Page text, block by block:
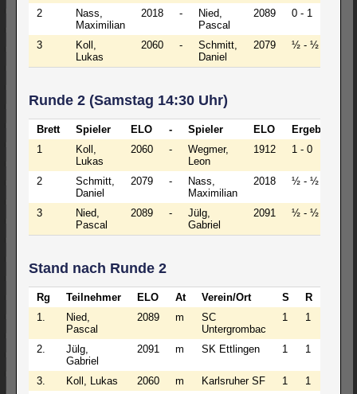
2
Nass,
Maximilian
2018 -
Nied,
Pascal
2089 0 - 1
3
Koll,
Lukas
2060 -
Schmitt,
Daniel
2079 ½ - ½
Runde 2 (Samstag 14:30 Uhr)
Brett Spieler ELO - Spieler ELO
Ergebnis
1
Koll,
Lukas
2060 -
Wegmer,
Leon
1912 1 - 0
2
Schmitt,
Daniel
2079 -
Nass,
Maximilian
2018 ½ - ½
3
Nied,
Pascal
2089 -
Jülg,
Gabriel
2091 ½ - ½
Stand nach Runde 2
Rg Teilnehmer ELO At Verein/Ort S R
1.
Nied,
Pascal
2089 m
SC
Untergrombac
1 1
2.
Jülg,
Gabriel
2091 m SK Ettlingen 1 1
3. Koll, Lukas 2060 m Karlsruher SF 1 1